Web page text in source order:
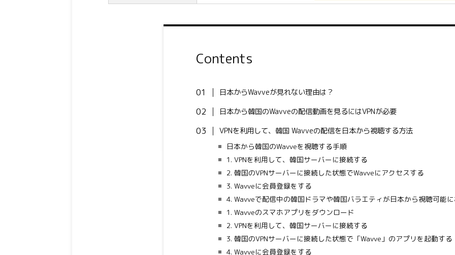
Contents
日本からWavveが見れない理由は？
日本から韓国のWavveの配信動画を見るにはVPNが必要
VPNを利用して、韓国 Wavveの配信を日本から視聴する方法
日本から韓国のWavveを視聴する手順
1. VPNを利用して、韓国サーバーに接続する
2. 韓国のVPNサーバーに接続した状態でWavveにアクセスする
3. Wavveに会員登録をする
4. Wavveで配信中の韓国ドラマや韓国バラエティが日本から視聴可能
1. Wavveのスマホアプリをダウンロード
2. VPNを利用して、韓国サーバーに接続する
3. 韓国のVPNサーバーに接続した状態で「Wavve」のアプリを起動する
4. Wavveに会員登録をする